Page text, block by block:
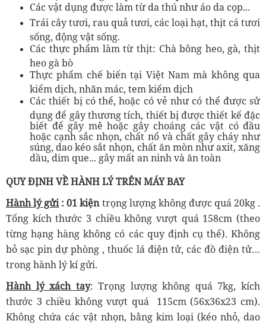
Các vật dụng được làm từ da thú như áo da cọp...
Trái cây tươi, rau quả tươi, các loại hạt, thịt cá tươi
sống, động vật sống.
Các thực phẩm làm từ thịt: Chà bông heo, gà, thịt
heo gà bò
Thực phẩm chế biến tại Việt Nam mà không qua
kiểm dịch, nhãn mác, tem kiểm dịch
Các thiết bị có thể, hoặc có vẻ như có thể được sử
dụng để gây thương tích, thiết bị được thiết kế đặc
biết để gây mê hoặc gây choáng các vật có đầu
hoặc cạnh sắc nhọn, chất nổ và chất gây cháy như
súng, dao kéo sắt nhọn, chất ăn mòn như axit, xăng
dầu, dim que... gây mất an ninh và ăn toàn
QUY ĐỊNH VỀ HÀNH LÝ TRÊN MÁY BAY
Hành lý gửi: 01 kiệntrọng lượng không được quá 20kg .
Tổng kích thước 3 chiều không vượt quá 158cm (theo
từng hạng hàng không có các quy định cụ thể). Không
bỏ sạc pin dự phòng , thuốc lá điện tử, các đồ điện tử…
trong hành lý kí gửi.
Hành lý xách tay: Trọng lượng không quá 7kg, kích
thước 3 chiều không vượt quá 115cm (56x36x23 cm).
Không chứa các vật nhọn, bằng kim loại (kéo nhỏ, dao